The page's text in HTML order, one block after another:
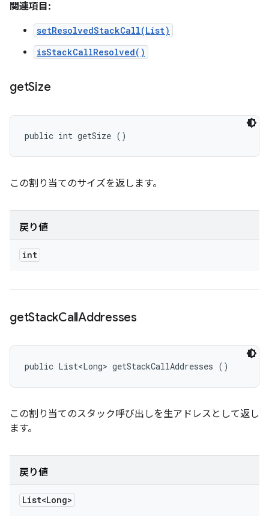
関連項目:
setResolvedStackCall(List)
isStackCallResolved()
getSize
public int getSize ()
この割り当てのサイズを返します。
戻り値
int
getStackCallAddresses
public List<Long> getStackCallAddresses ()
この割り当てのスタック呼び出しを生アドレスとして返し
ます。
戻り値
List<Long>